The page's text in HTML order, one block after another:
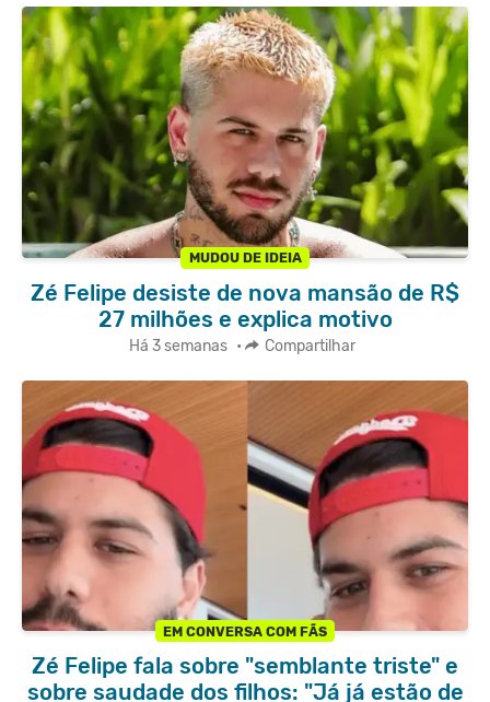
MUDOU DE IDEIA
Zé Felipe desiste de nova mansão de R$
27 milhões e explica motivo
Há 3 semanas • Compartilhar
EM CONVERSA COM FÃS
Zé Felipe fala sobre "semblante triste" e
sobre saudade dos filhos: "Já já estão de